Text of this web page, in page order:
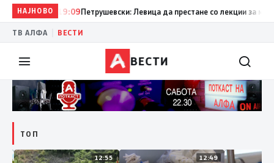
НАЈНОВО19:09Петрушевски: Левица да престане со лекции за морал
ТВ АЛФА ВЕСТИ
ВЕСТИ
ТОП
12:55 12:49